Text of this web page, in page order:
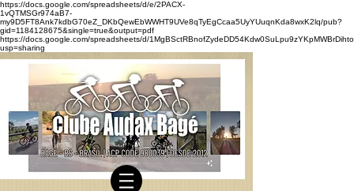
https://docs.google.com/spreadsheets/d/e/2PACX-
1vQTMSGr974aB7-
my9D5FT8Ank7kdbG70eZ_DKbQewEbWWHT9UVe8qTyEgCcaa5UyYUuqnKda8wxK2lq/pub?
gid=1184128675&single=true&output=pdf
https://docs.google.com/spreadsheets/d/
usp=sharing